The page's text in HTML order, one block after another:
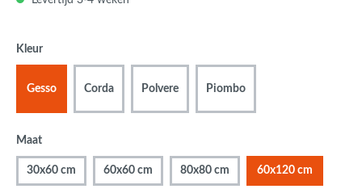
Kleur
Gesso Corda Polvere Piombo
Maat
30x60 cm 60x60 cm 80x80 cm 60x120 cm